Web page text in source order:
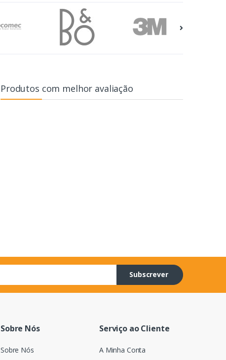
Produtos com melhor avaliação
Subscrever
Sobre Nós
Sobre Nós
Serviço ao Cliente
A Minha Conta